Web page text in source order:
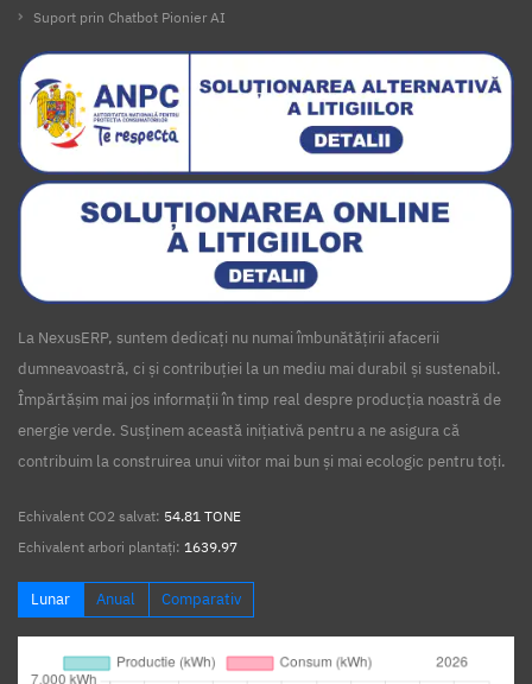
Suport prin Chatbot Pionier AI
La NexusERP, suntem dedicați nu numai îmbunătățirii afacerii
dumneavoastră, ci și contribuției la un mediu mai durabil și sustenabil.
Împărtășim mai jos informații în timp real despre producția noastră de
energie verde. Susținem această inițiativă pentru a ne asigura că
contribuim la construirea unui viitor mai bun și mai ecologic pentru toți.
Echivalent CO2 salvat: 54.81 TONE
Echivalent arbori plantați: 1639.97
Lunar Anual Comparativ